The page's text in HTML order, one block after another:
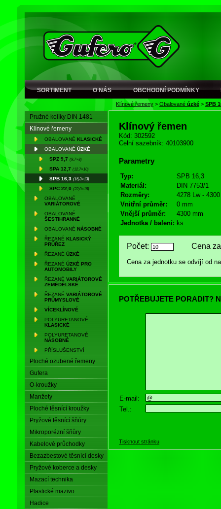
SORTIMENT O NÁS OBCHODNÍ PODMÍNKY
Klínové řemeny > Obalované úzké > SPB
Pružné kolíky DIN 1481
Klínové řemeny
OBALOVANÉ KLASICKÉ
OBALOVANÉ ÚZKÉ
SPZ 9,7 (9,7×8)
SPA 12,7 (12,7×10)
SPB 16,3 (16,3×13)
SPC 22,0 (22,0×18)
OBALOVANÉ
VARIÁTOROVÉ
OBALOVANÉ
ŠESTIHRANNÉ
OBALOVANÉ NÁSOBNÉ
ŘEZANÉ KLASICKÝ
PRŮŘEZ
ŘEZANÉ ÚZKÉ
ŘEZANÉ ÚZKÉ PRO
AUTOMOBILY
ŘEZANÉ VARIÁTOROVÉ
ZEMĚDĚLSKÉ
ŘEZANÉ VARIÁTOROVÉ
PRŮMYSLOVÉ
VÍCEKLÍNOVÉ
POLYURETANOVÉ
KLASICKÉ
POLYURETANOVÉ
NÁSOBNÉ
PŘÍSLUŠENSTVÍ
Ploché ozubené řemeny
Gufera
O-kroužky
Manžety
Ploché těsnící kroužky
Pryžové těsnící šňůry
Mikroporézní šňůry
Kabelové průchodky
Bezazbestové těsnící desky
Pryžové koberce a desky
Mazací technika
Plastické mazivo
Hadice
Klínový řemen
Kód: 302592
Celní sazebník: 40103900
Parametry
Typ:
SPB 16,3
Materiál:
DIN 7753/1
Rozměry:
4278 Lw -
Vnitřní průměr:
0 mm
Vnější průměr:
4300 mm
Jednotka / balení: ks
Počet: Cena za
Cena za jednotku se odvíjí od
POTŘEBUJETE PORADIT?
E-mail:
Tel.:
Tisknout stránku